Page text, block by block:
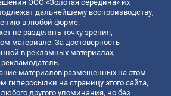
ООО «Золотая середина» их
дальнейшему воспроизводству,
в любой форме.
не разделять точку зрения,
материале. За достоверность
в рекламных материалах,
рекламодатель.
материалов размещенных на этом
гиперссылки на страницу этого сайта,
другого упоминания, но без